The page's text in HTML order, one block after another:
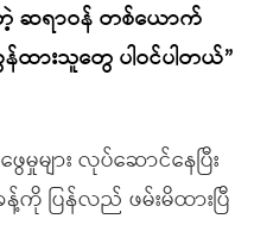
တဲ့ ဆရာဝန် တစ်ယောက်
န်ထားသူတွေ ပါဝင်ပါတယ်”
များ လုပ်ဆောင်နေပြီး
ကို ပြန်လည် ဖမ်းမိထားပြီ